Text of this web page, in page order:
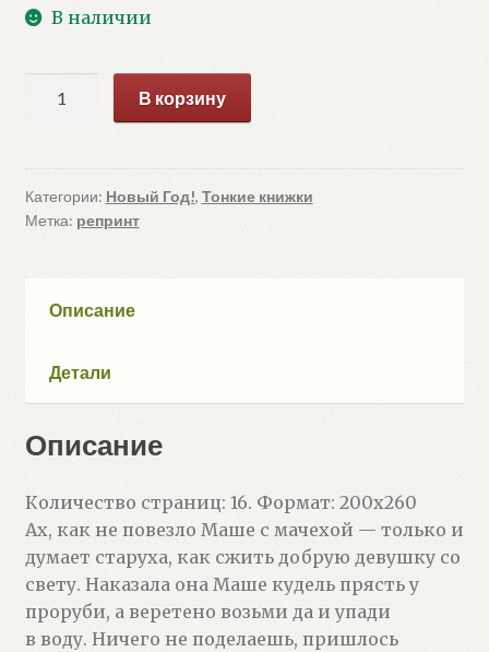
В наличии
у
проруби
В корзину
Категории: Новый Год!, Тонкие книжки
Метка: репринт
Описание
Детали
Описание
Количество страниц: 16. Формат: 200х260
Ах, как не повезло Маше с мачехой — только и
думает старуха, как сжить добрую девушку со
свету. Наказала она Маше кудель прясть у
проруби, а веретено возьми да и упади
в воду. Ничего не поделаешь, пришлось